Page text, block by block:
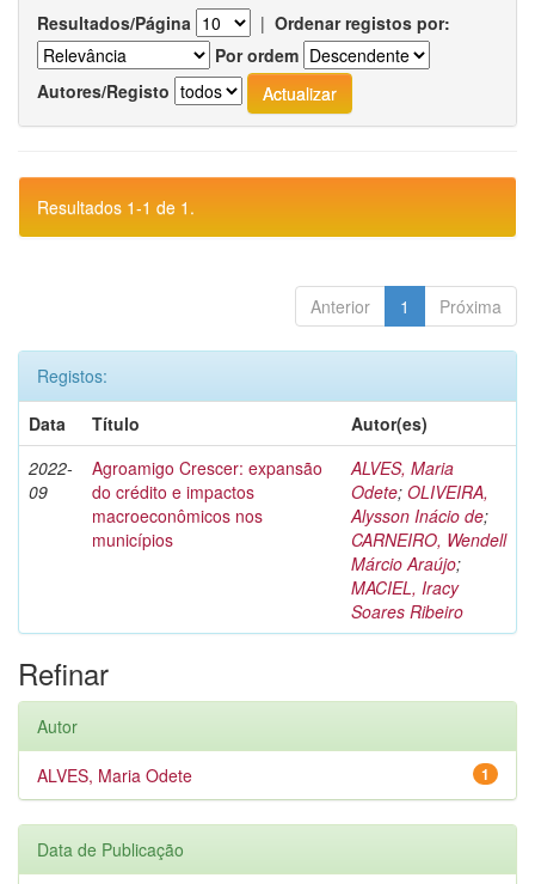
Resultados/Página | Ordenar registos por:
Por ordem
Autores/Registo
Resultados 1-1 de 1.
Anterior 1 Próxima
Registos:
Data
Título
Autor(es)
2022-
09
Agroamigo Crescer: expansão
do crédito e impactos
macroeconômicos nos
municípios
ALVES, Maria
Odete; OLIVEIRA,
Alysson Inácio de;
CARNEIRO, Wendell
Márcio Araújo;
MACIEL, Iracy
Soares Ribeiro
Refinar
Autor
1
ALVES, Maria Odete
Data de Publicação